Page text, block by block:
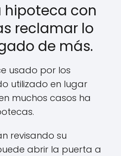
hipoteca con
reclamar lo
de más.
usado por los
utilizado en lugar
muchos casos ha
revisando su
abrir la puerta a